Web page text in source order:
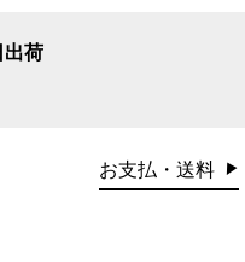
荷
お支払・送料